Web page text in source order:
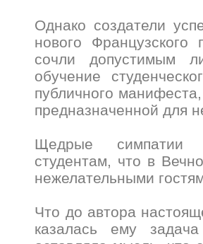
Однако создатели
нового Французского
сочли допустимым
обучение
публичного
предназначенной для
Щедрые симпатии
студентам, что в
нежелательными
Что до автора
казалась ему